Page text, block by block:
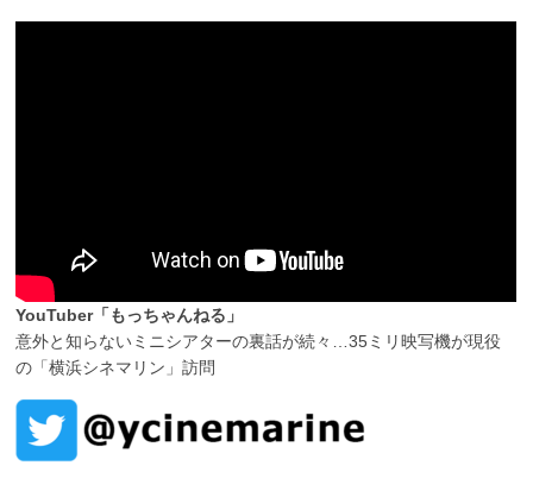
YouTuber「もっちゃんねる」
意外と知らないミニシアターの裏話が続々…35ミリ映写機が現役
の「横浜シネマリン」訪問